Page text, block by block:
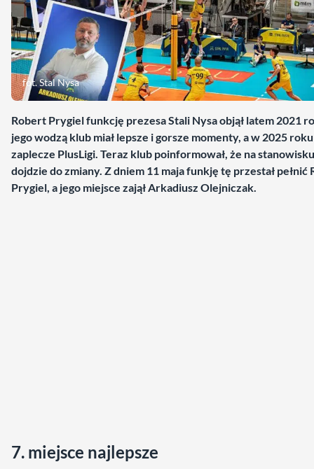
fot. Stal Nysa
Robert Prygiel funkcję prezesa Stali Nysa objął latem 2021
jego wodzą klub miał lepsze i gorsze momenty, a w 2025 roku
zaplecze PlusLigi. Teraz klub poinformował, że na
dojdzie do zmiany. Z dniem 11 maja funkję tę przestał pełnić
Prygiel, a jego miejsce zajął Arkadiusz Olejniczak.
7. miejsce najlepsze